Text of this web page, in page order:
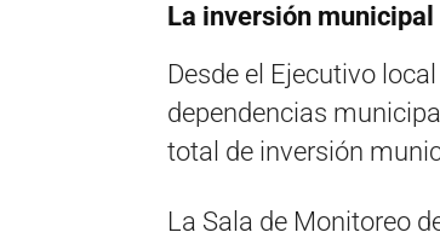
La inversión municipal
Desde el Ejecutivo
dependencias
total de inversión
La Sala de Monitoreo